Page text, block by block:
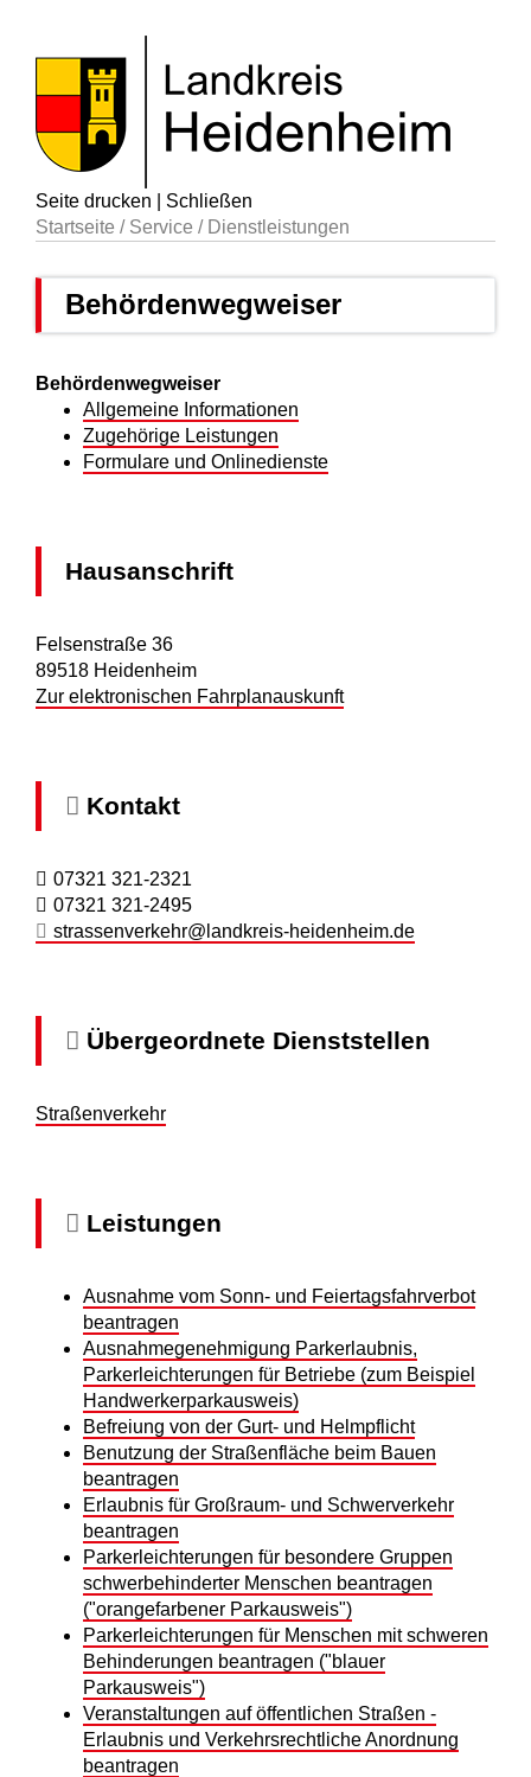
Seite drucken
Schließen
Startseite / Service / Dienstleistungen
Behördenwegweiser
Behördenwegweiser
Allgemeine Informationen
Zugehörige Leistungen
Formulare und Onlinedienste
Hausanschrift
Felsenstraße 36
89518 Heidenheim
Zur elektronischen Fahrplanauskunft
Kontakt
07321 321-2321
07321 321-2495
strassenverkehr@landkreis-heidenheim.de
Übergeordnete Dienststellen
Straßenverkehr
Leistungen
Ausnahme vom Sonn- und Feiertagsfahrverbot
beantragen
Ausnahmegenehmigung Parkerlaubnis,
Parkerleichterungen für Betriebe (zum Beispiel
Handwerkerparkausweis)
Befreiung von der Gurt- und Helmpflicht
Benutzung der Straßenfläche beim Bauen
beantragen
Erlaubnis für Großraum- und Schwerverkehr
beantragen
Parkerleichterungen für besondere Gruppen
schwerbehinderter Menschen beantragen
("orangefarbener Parkausweis")
Parkerleichterungen für Menschen mit schweren
Behinderungen beantragen ("blauer
Parkausweis")
Veranstaltungen auf öffentlichen Straßen -
Erlaubnis und Verkehrsrechtliche Anordnung
beantragen